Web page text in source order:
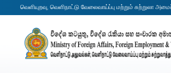
வெளியுறவு, வெளிநாட்டு வேலைவாய்ப்பு மற்றும் சுற்றுலா